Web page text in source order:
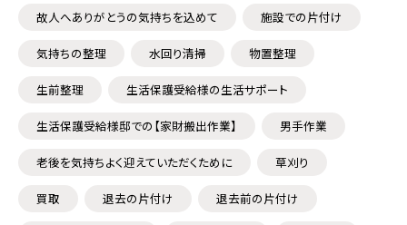
故人へありがとうの気持ちを込めて 施設での片付け
気持ちの整理 水回り清掃 物置整理
生前整理 生活保護受給様の生活サポート
生活保護受給様邸での【家財搬出作業】 男手作業
老後を気持ちよく迎えていただくために 草刈り
買取 退去の片付け 退去前の片付け